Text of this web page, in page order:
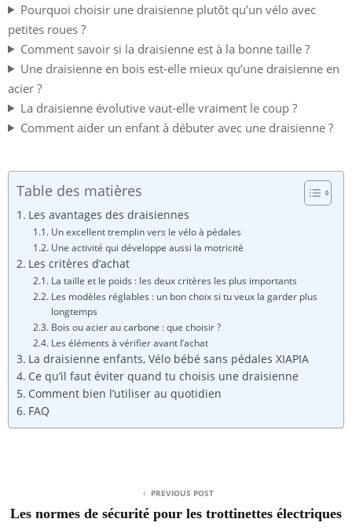
Pourquoi choisir une draisienne plutôt qu’un vélo avec
petites roues ?
Comment savoir si la draisienne est à la bonne taille ?
Une draisienne en bois est-elle mieux qu’une draisienne en
acier ?
La draisienne évolutive vaut-elle vraiment le coup ?
Comment aider un enfant à débuter avec une draisienne ?
Table des matières
Les avantages des draisiennes
Un excellent tremplin vers le vélo à pédales
Une activité qui développe aussi la motricité
Les critères d’achat
La taille et le poids : les deux critères les plus importants
Les modèles réglables : un bon choix si tu veux la garder plus
longtemps
Bois ou acier au carbone : que choisir ?
Les éléments à vérifier avant l’achat
La draisienne enfants, Vélo bébé sans pédales XIAPIA
Ce qu’il faut éviter quand tu choisis une draisienne
Comment bien l’utiliser au quotidien
FAQ
PREVIOUS POST
Les normes de sécurité pour les trottinettes électriques